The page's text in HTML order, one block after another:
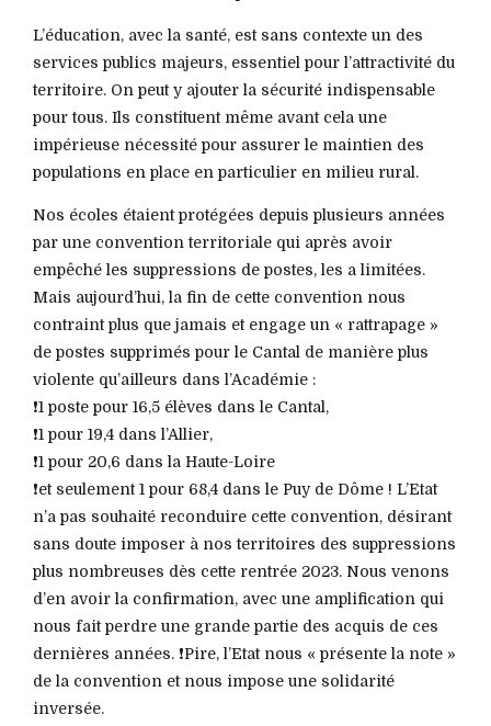
L’éducation, avec la santé, est sans contexte un des
services publics majeurs, essentiel pour l’attractivité du
territoire. On peut y ajouter la sécurité indispensable
pour tous. Ils constituent même avant cela une
impérieuse nécessité pour assurer le maintien des
populations en place en particulier en milieu rural.
Nos écoles étaient protégées depuis plusieurs années
par une convention territoriale qui après avoir
empêché les suppressions de postes, les a limitées.
Mais aujourd’hui, la fin de cette convention nous
contraint plus que jamais et engage un « rattrapage »
de postes supprimés pour le Cantal de manière plus
violente qu’ailleurs dans l’Académie :
❗️1 poste pour 16,5 élèves dans le Cantal,
❗️1 pour 19,4 dans l’Allier,
❗️1 pour 20,6 dans la Haute-Loire
❗️et seulement 1 pour 68,4 dans le Puy de Dôme ! L’Etat
n’a pas souhaité reconduire cette convention, désirant
sans doute imposer à nos territoires des suppressions
plus nombreuses dès cette rentrée 2023. Nous venons
d’en avoir la confirmation, avec une amplification qui
nous fait perdre une grande partie des acquis de ces
dernières années. ❗️Pire, l’Etat nous « présente la note »
de la convention et nous impose une solidarité
inversée.